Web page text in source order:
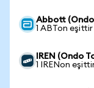
Abbott (Ondo
1 ABTon eşittir
IREN (Ondo
1 IRENon